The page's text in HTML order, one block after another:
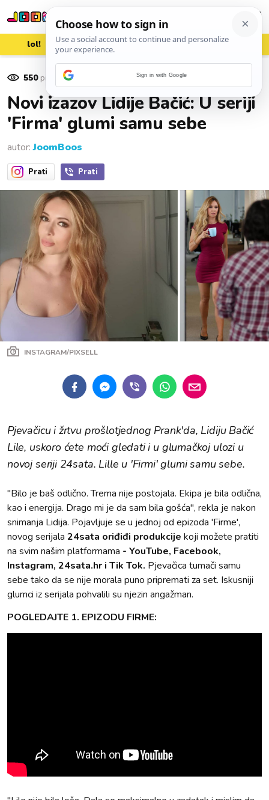
lol! aww vrh! woot?!
550pregleda
Novi izazov Lidije Bačić: U seriji
'Firma' glumi samu sebe
autor:JoomBoos
Prati Prati
INSTAGRAM/PIXSELL
Pjevačicu i žrtvu prošlotjednog Prank'da, Lidiju Bačić
Lile, uskoro ćete moći gledati i u glumačkoj ulozi u
novoj seriji 24sata. Lille u 'Firmi' glumi samu sebe.
"Bilo je baš odlično. Trema nije postojala. Ekipa je bila odlična,
kao i energija. Drago mi je da sam bila gošća", rekla je nakon
snimanja Lidija. Pojavljuje se u jednoj od epizoda 'Firme',
novog serijala 24sata oriđiđi produkcije koji možete pratiti
na svim našim platformama - YouTube, Facebook,
Instagram, 24sata.hr i Tik Tok. Pjevačica tumači samu
sebe tako da se nije morala puno pripremati za set. Iskusniji
glumci iz serijala pohvalili su njezin angažman.
POGLEDAJTE 1. EPIZODU FIRME:
Sign in with Google